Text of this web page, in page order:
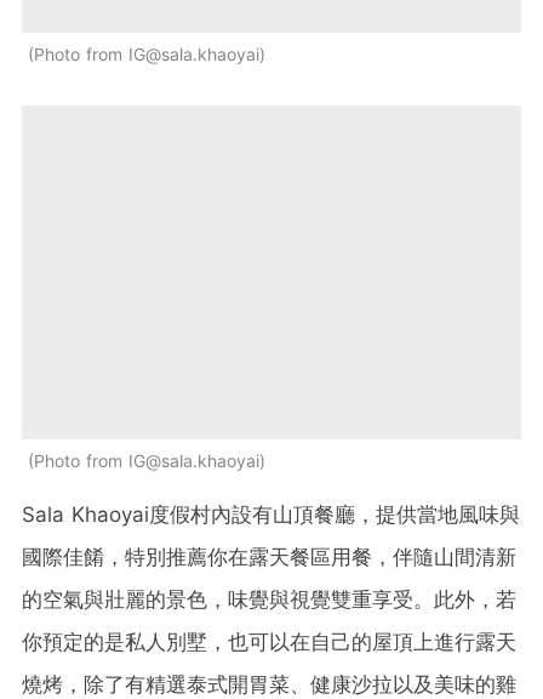
Photo from IG@sala.khaoyai
Photo from IG@sala.khaoyai
Sala Khaoyai度假村內設有山頂餐廳 ，提供當地風味與
國際佳餚，特別推薦你在露天餐區用餐，伴隨山間清新
的空氣與壯麗的景色，味覺與視覺雙重享受。此外，若
你預定的是私人別墅，也可以在自己的屋頂上進行露天
燒烤，除了有精選泰式開胃菜、健康沙拉以及美味的雞